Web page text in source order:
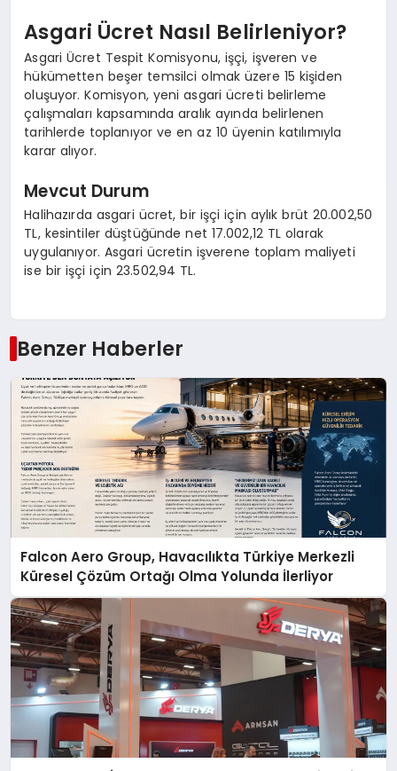
Asgari Ücret Nasıl Belirleniyor?
Asgari Ücret Tespit Komisyonu, işçi, işveren ve
hükümetten beşer temsilci olmak üzere 15 kişiden
oluşuyor. Komisyon, yeni asgari ücreti belirleme
çalışmaları kapsamında aralık ayında belirlenen
tarihlerde toplanıyor ve en az 10 üyenin katılımıyla
karar alıyor.
Mevcut Durum
Halihazırda asgari ücret, bir işçi için aylık brüt 20.002,50
TL, kesintiler düştüğünde net 17.002,12 TL olarak
uygulanıyor. Asgari ücretin işverene toplam maliyeti
ise bir işçi için 23.502,94 TL.
Benzer Haberler
Falcon Aero Group, Havacılıkta Türkiye Merkezli
Küresel Çözüm Ortağı Olma Yolunda İlerliyor